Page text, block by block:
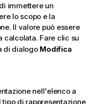
immettere un
lo scopo e la
Il valore può essere
calcolata. Fare clic su
di dialogo Modifica
nell'elenco a
di rappresentazione